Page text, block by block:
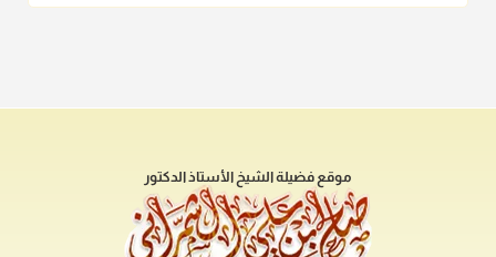
موقع فضيلة الشيخ الأستاذ الدكتور